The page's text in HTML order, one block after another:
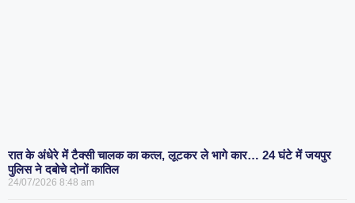
रात के अंधेरे में टैक्सी चालक का कत्ल, लूटकर ले भागे कार… 24 घंटे में जयपुर
पुलिस ने दबोचे दोनों कातिल
24/07/2026 8:48 am